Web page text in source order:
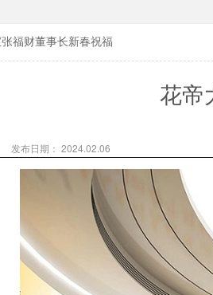
福财董事长新春祝福
花帝
发布日期： 2024.02.06